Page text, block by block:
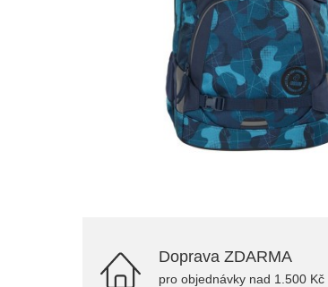
Doprava ZDARMA
pro objednávky nad 1.500 Kč